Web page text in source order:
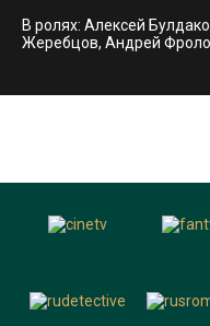
В ролях: Алексей
Жеребцов, Андрей